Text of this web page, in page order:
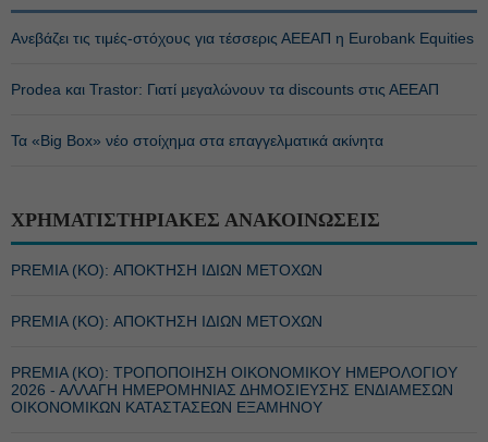
Ανεβάζει τις τιμές-στόχους για τέσσερις ΑΕΕΑΠ η Eurobank Equities
Prodea και Trastor: Γιατί μεγαλώνουν τα discounts στις ΑΕΕΑΠ
Τα «Big Box» νέο στοίχημα στα επαγγελματικά ακίνητα
ΧΡΗΜΑΤΙΣΤΗΡΙΑΚΕΣ ΑΝΑΚΟΙΝΩΣΕΙΣ
PREMIA (ΚΟ): ΑΠΟΚΤΗΣΗ ΙΔΙΩΝ ΜΕΤΟΧΩΝ
PREMIA (ΚΟ): ΑΠΟΚΤΗΣΗ ΙΔΙΩΝ ΜΕΤΟΧΩΝ
PREMIA (ΚΟ): ΤΡΟΠΟΠΟΙΗΣΗ ΟΙΚΟΝΟΜΙΚΟΥ ΗΜΕΡΟΛΟΓΙΟΥ
2026 - ΑΛΛΑΓΗ ΗΜΕΡΟΜΗΝΙΑΣ ΔΗΜΟΣΙΕΥΣΗΣ ΕΝΔΙΑΜΕΣΩΝ
ΟΙΚΟΝΟΜΙΚΩΝ ΚΑΤΑΣΤΑΣΕΩΝ ΕΞΑΜΗΝΟΥ